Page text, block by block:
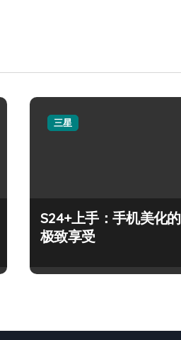
三星
S24+上手：手机美化的
极致享受